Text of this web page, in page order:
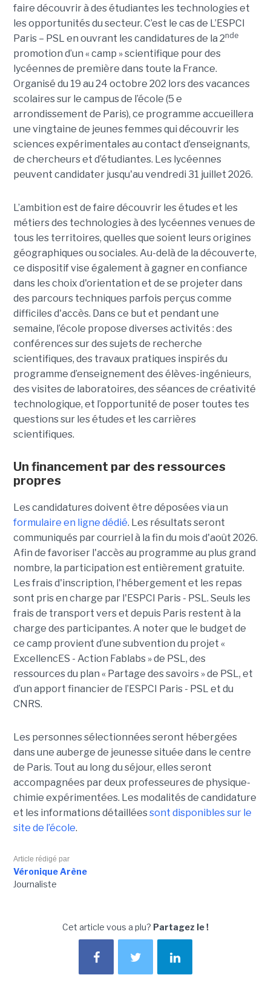
faire découvrir à des étudiantes les technologies et
les opportunités du secteur. C’est le cas de L’ESPCI
Paris – PSL en ouvrant les candidatures de la 2nde
promotion d’un « camp » scientifique pour des
lycéennes de première dans toute la France.
Organisé du 19 au 24 octobre 202 lors des vacances
scolaires sur le campus de l’école (5 e
arrondissement de Paris), ce programme accueillera
une vingtaine de jeunes femmes qui découvrir les
sciences expérimentales au contact d’enseignants,
de chercheurs et d’étudiantes. Les lycéennes
peuvent candidater jusqu'au vendredi 31 juillet 2026.
L’ambition est de faire découvrir les études et les
métiers des technologies à des lycéennes venues de
tous les territoires, quelles que soient leurs origines
géographiques ou sociales. Au-delà de la découverte,
ce dispositif vise également à gagner en confiance
dans les choix d'orientation et de se projeter dans
des parcours techniques parfois perçus comme
difficiles d'accès. Dans ce but et pendant une
semaine, l’école propose diverses activités : des
conférences sur des sujets de recherche
scientifiques, des travaux pratiques inspirés du
programme d’enseignement des élèves-ingénieurs,
des visites de laboratoires, des séances de créativité
technologique, et l’opportunité de poser toutes tes
questions sur les études et les carrières
scientifiques.
Un financement par des ressources
propres
Les candidatures doivent être déposées via un
formulaire en ligne dédié. Les résultats seront
communiqués par courriel à la fin du mois d'août 2026.
Afin de favoriser l'accès au programme au plus grand
nombre, la participation est entièrement gratuite.
Les frais d'inscription, l'hébergement et les repas
sont pris en charge par l'ESPCI Paris - PSL. Seuls les
frais de transport vers et depuis Paris restent à la
charge des participantes. A noter que le budget de
ce camp provient d’une subvention du projet «
ExcellencES - Action Fablabs » de PSL, des
ressources du plan « Partage des savoirs » de PSL, et
d’un apport financier de l’ESPCI Paris - PSL et du
CNRS.
Les personnes sélectionnées seront hébergées
dans une auberge de jeunesse située dans le centre
de Paris. Tout au long du séjour, elles seront
accompagnées par deux professeures de physique-
chimie expérimentées. Les modalités de candidature
et les informations détailléessont disponibles sur le
site de l’école.
Article rédigé par
Véronique Arène
Journaliste
Cet article vous a plu? Partagez le !